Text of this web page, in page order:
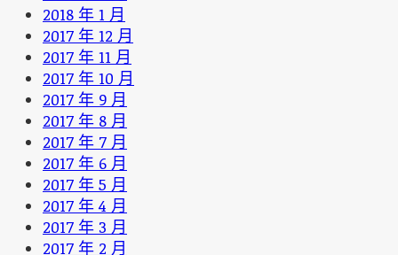
2018 年 1 月
2017 年 12 月
2017 年 11 月
2017 年 10 月
2017 年 9 月
2017 年 8 月
2017 年 7 月
2017 年 6 月
2017 年 5 月
2017 年 4 月
2017 年 3 月
2017 年 2 月